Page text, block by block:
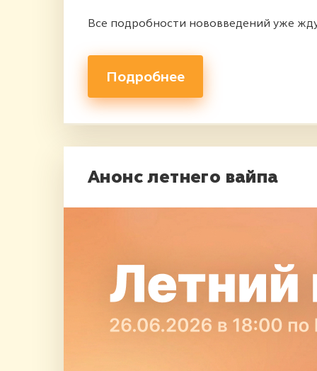
Все подробности нововведений уже
Подробнее
Анонс летнего вайпа